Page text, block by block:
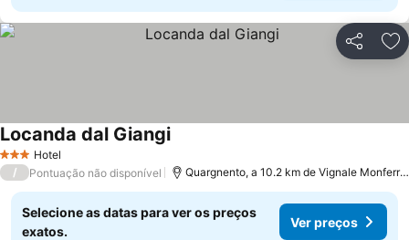
Partilhar
3 EstrelasHotel
Locanda dal Giangi
/ Pontuação não disponível Quargnento, a 10.2 km de Vignale Monferrato
Selecione as datas para ver os preços
exatos.
Ver preços